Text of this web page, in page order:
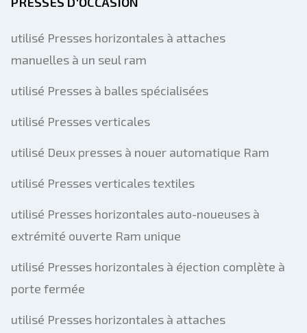
utilisé Presses horizontales à attaches
manuelles à un seul ram
utilisé Presses à balles spécialisées
utilisé Presses verticales
utilisé Deux presses à nouer automatique Ram
utilisé Presses verticales textiles
utilisé Presses horizontales auto-noueuses à
extrémité ouverte Ram unique
utilisé Presses horizontales à éjection complète à
porte fermée
utilisé Presses horizontales à attaches